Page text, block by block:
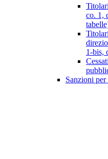
co. 1,
1-bis,
Sanzioni